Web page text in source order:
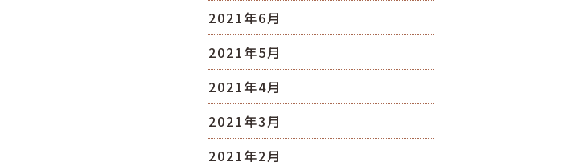
2021年6月
2021年5月
2021年4月
2021年3月
2021年2月